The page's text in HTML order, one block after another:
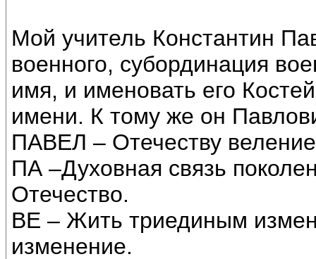
Мой учитель Константин
военного, субординация
имя, и именовать его
имени. К тому же он
ПАВЕЛ – Отечеству
ПА –Духовная связь
Отечество.
ВЕ – Жить триединым
изменение.